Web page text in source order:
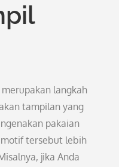
langkah
tampilan yang
pakaian
tersebut lebih
jika Anda